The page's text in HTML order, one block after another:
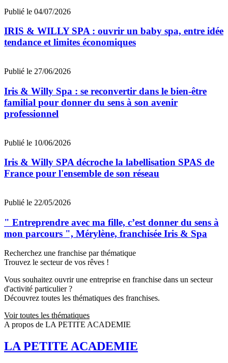
Publié le 04/07/2026
IRIS & WILLY SPA : ouvrir un baby spa, entre idée
tendance et limites économiques
Publié le 27/06/2026
Iris & Willy Spa : se reconvertir dans le bien-être
familial pour donner du sens à son avenir
professionnel
Publié le 10/06/2026
Iris & Willy SPA décroche la labellisation SPAS de
France pour l'ensemble de son réseau
Publié le 22/05/2026
" Entreprendre avec ma fille, c’est donner du sens à
mon parcours ", Mérylène, franchisée Iris & Spa
Recherchez une franchise par thématique
Trouvez le secteur de vos rêves !
Vous souhaitez ouvrir une entreprise en franchise dans un secteur
d'activité particulier ?
Découvrez toutes les thématiques des franchises.
Voir toutes les thématiques
A propos de LA PETITE ACADEMIE
LA PETITE ACADEMIE